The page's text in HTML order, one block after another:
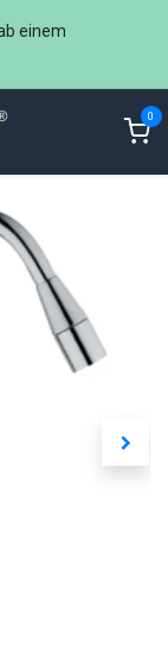
einem
0